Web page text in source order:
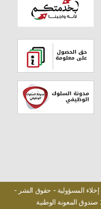
إخلاء المسؤولية - حقوق النشر -